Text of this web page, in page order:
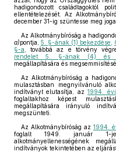
hadigondozott családtagoktól
ellentételezését. Az
december 31-ig szüntesse meg
Az Alkotmánybíróság a
a)pontja, 5. §-ának (1) bekezdése
§-a , továbbá az e törvény
rendelet 5. §-ának (4) és
megállapítására és
Az Alkotmánybíróság a
mulasztásban megnyilvánuló
indítványt elutasítja, az1994.
foglaltakhoz képest
megállapítására irányuló
megszünteti.
Az Alkotmánybíróság az 1994.
foglalt 1949. január 1-jei
alkotmányellenességének
indítványok tekintetében az